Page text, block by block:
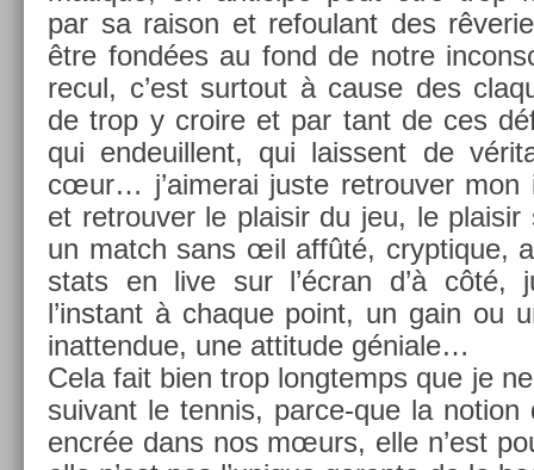
par sa raison et re­foulant des
être fondées au fond de notre
recul, c’est sur­tout à cause des
de trop y croire et par tant de ces
qui end­euil­lent, qui lais­sent de
cœur… j’aimerai juste retro­uv­er mon
et retro­uv­er le plaisir du jeu, le plaisir
un match sans œil affûté, cryp­tique,
stats en live sur l’écran d’à côté,
l’instant à chaque point, un gain ou
in­at­tendue, une at­titude géniale…
Cela fait bien trop longtemps que je
suivant le ten­nis, parce-que la
encrée dans nos mœurs, elle n’est